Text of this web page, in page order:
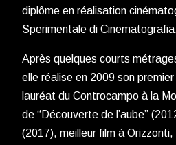
diplôme en réalisation
Sperimentale di
Après quelques courts
elle réalise en 2009 son
lauréat du Controcampo à la
de “Découverte de l’aube”
(2017), meilleur film à Orizzonti,